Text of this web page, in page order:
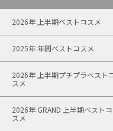
2026年 上半期ベストコスメ
2025年 年間ベストコスメ
2026年 上半期プチプラベスト
スメ
2026年 GRAND 上半期ベストコ
スメ